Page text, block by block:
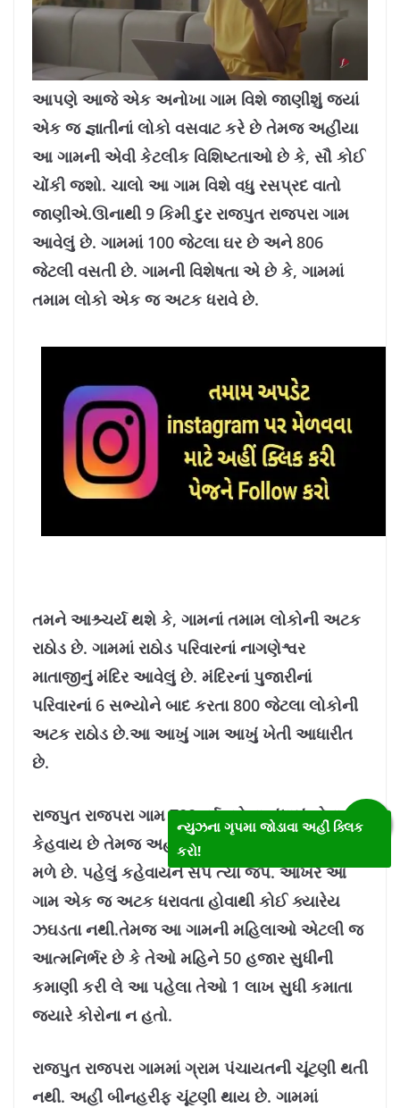
n
u
t
d
e
:
1
આપણે આજે એક અનોખા ગામ વિશે જાણીશું જ્યાં
એક જ જ્ઞાતીનાં લોકો વસવાટ કરે છે તેમજ અહીંયા
આ ગામની એવી કેટલીક વિશિષ્ટતાઓ છે કે, સૌ કોઈ
ચોંકી જશો. ચાલો આ ગામ વિશે વધુ રસપ્રદ વાતો
જાણીએ.ઊનાથી 9 કિમી દુર રાજપુત રાજપરા ગામ
આવેલું છે. ગામમાં 100 જેટલા ઘર છે અને 806
જેટલી વસતી છે. ગામની વિશેષતા એ છે કે, ગામમાં
તમામ લોકો એક જ અટક ધરાવે છે.
તમને આશ્ર્ચર્ય થશે કે, ગામનાં તમામ લોકોની અટક
રાઠોડ છે. ગામમાં રાઠોડ પરિવારનાં નાગણેશ્વર
માતાજીનું મંદિર આવેલું છે. મંદિરનાં પુજારીનાં
પરિવારનાં 6 સભ્યોને બાદ કરતા 800 જેટલા લોકોની
અટક રાઠોડ છે.આ આખું ગામ આખું ખેતી આધારીત
છે.
રાજપુત રાજપરા ગામ 700 વર્ષ પહેલા બંધાયું હોવાનું
કેહવાય છે તેમજ અહીંયા બધાંમાં એકતા અતૂટ જોવા
મળે છે. પહેલું કહેવાયને સંપ ત્યાં જપ. આખરે આ
ગામ એક જ અટક ધરાવતા હોવાથી કોઈ ક્યારેય
ઝઘડતા નથી.તેમજ આ ગામની મહિલાઓ એટલી જ
આત્મનિર્ભર છે કે તેઓ મહિને 50 હજાર સુધીની
કમાણી કરી લે આ પહેલા તેઓ 1 લાખ સુધી કમાતા
જ્યારે કોરોના ન હતો.
રાજપુત રાજપરા ગામમાં ગ્રામ પંચાયતની ચૂંટણી થતી
નથી. અહીં બીનહરીફ ચૂંટણી થાય છે. ગામમાં
ન્યુઝના ગૃપમા જોડાવા અહીં ક્લિક
કરો!